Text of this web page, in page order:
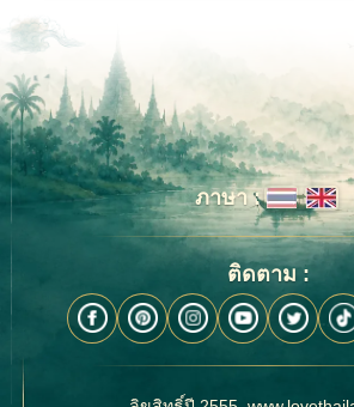
ภาษา :
ติดตาม :